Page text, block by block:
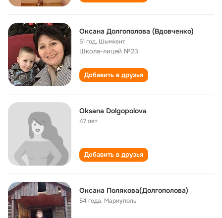
Оксана Долгополова (Вдовченко)
51 год, Шымкент
Школа-лицей №23
Добавить в друзья
Oksana Dolgopolova
47 лет
Добавить в друзья
Оксана Полякова(Долгополова)
54 года, Мариуполь